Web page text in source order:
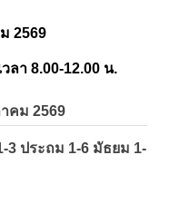
2569
ลา 8.00-12.00 น.
คม 2569
3 ประถม 1-6 มัธยม 1-